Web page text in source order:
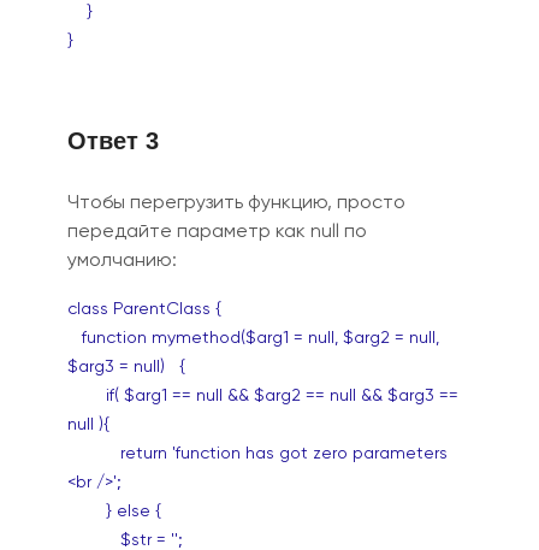
}
}
Ответ 3
Чтобы перегрузить функцию, просто
передайте параметр как null по
умолчанию:
class ParentClass {
function mymethod($arg1 = null, $arg2 = null,
$arg3 = null) {
if( $arg1 == null && $arg2 == null && $arg3 ==
null ){
return 'function has got zero parameters
<br />';
} else {
$str = '';